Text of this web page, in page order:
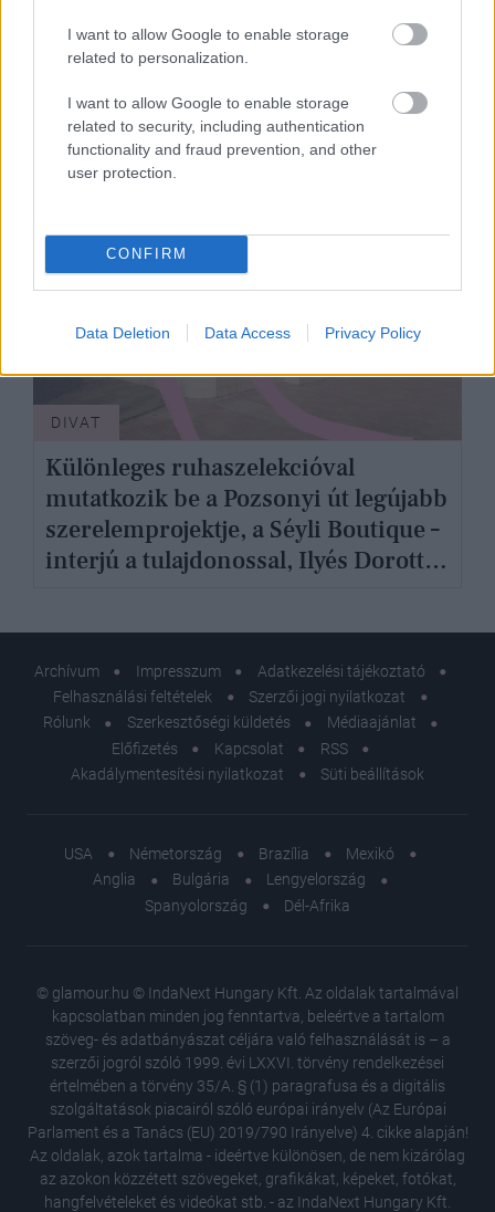
I want to allow Google to enable storage
related to personalization.
I want to allow Google to enable storage
related to security, including authentication
functionality and fraud prevention, and other
user protection.
CONFIRM
Data Deletion Data Access Privacy Policy
Karrier, identitás, szépség és
elvárások: interjú Magyar Eszterrel
DIVAT
Különleges ruhaszelekcióval
mutatkozik be a Pozsonyi út legújabb
szerelemprojektje, a Séyli Boutique –
interjú a tulajdonossal, Ilyés Dorottya
Archívum Impresszum
Adatkezelési tájékoztató
Felhasználási feltételek
Szerzői jogi nyilatkozat
Rólunk
Szerkesztőségi küldetés
Médiaajánlat
Előfizetés
Kapcsolat
RSS
Akadálymentesítési nyilatkozat
Süti beállítások
USA Németország Brazília
Mexikó
Anglia
Bulgária
Lengyelország
Spanyolország
Dél-Afrika
© glamour.hu © IndaNext Hungary Kft. Az oldalak tartalmával
kapcsolatban minden jog fenntartva, beleértve a tartalom
szöveg- és adatbányászat céljára való felhasználását is – a
szerzői jogról szóló 1999. évi LXXVI. törvény rendelkezései
értelmében a törvény 35/A. § (1) paragrafusa és a digitális
szolgáltatások piacairól szóló európai irányelv (Az Európai
Parlament és a Tanács (EU) 2019/790 Irányelve) 4. cikke alapján!
Az oldalak, azok tartalma - ideértve különösen, de nem kizárólag
az azokon közzétett szövegeket, grafikákat, képeket, fotókat,
hangfelvételeket és videókat stb. - az IndaNext Hungary Kft.